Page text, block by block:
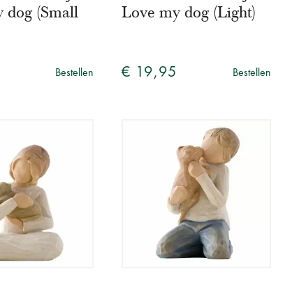
dog (Small
Bestellen
Love my dog (Light)
€ 19,95 Bestellen